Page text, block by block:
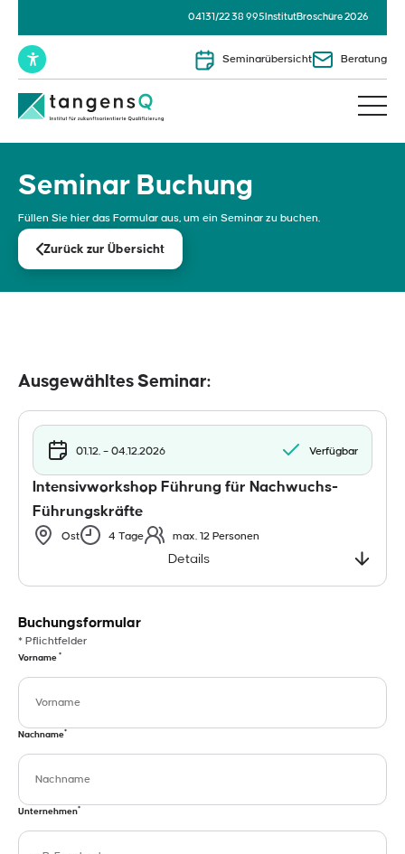
04131/22 38 995 InstitutBroschüre 2026
Seminarübersicht Beratung
Seminar Buchung
Füllen Sie hier das Formular aus, um ein Seminar zu buchen.
Zurück zur Übersicht
Ausgewähltes Seminar:
01.12. – 04.12.2026 Verfügbar
Intensivworkshop Führung für Nachwuchs-
Führungskräfte
Ost 4 Tage max. 12 Personen
Details
Buchungsformular
* Pflichtfelder
Vorname *
Nachname*
Unternehmen*